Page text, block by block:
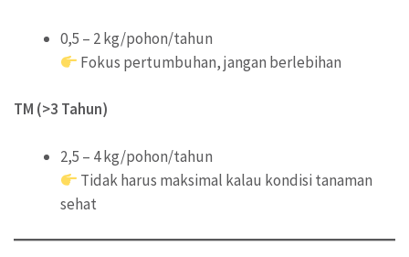
0,5 – 2 kg/pohon/tahun
Fokus pertumbuhan, jangan berlebihan
TM (>3 Tahun)
2,5 – 4 kg/pohon/tahun
Tidak harus maksimal kalau kondisi tanaman
sehat